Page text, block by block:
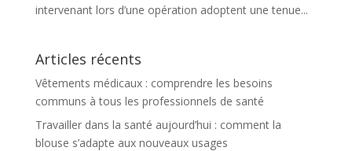
intervenant lors d’une opération adoptent une tenue...
Articles récents
Vêtements médicaux : comprendre les besoins
communs à tous les professionnels de santé
Travailler dans la santé aujourd’hui : comment la
blouse s’adapte aux nouveaux usages